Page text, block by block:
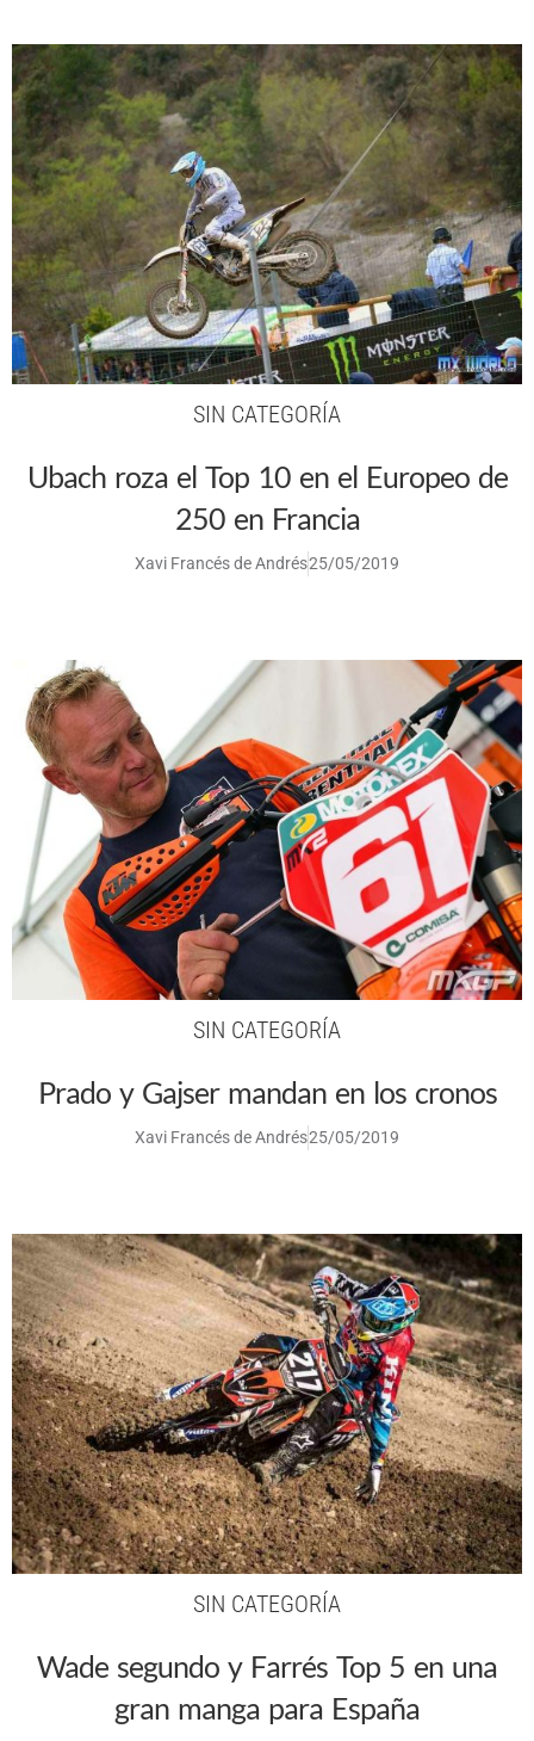
SIN CATEGORÍA
Ubach roza el Top 10 en el Europeo de
250 en Francia
Xavi Francés de Andrés25/05/2019
SIN CATEGORÍA
Prado y Gajser mandan en los cronos
Xavi Francés de Andrés25/05/2019
SIN CATEGORÍA
Wade segundo y Farrés Top 5 en una
gran manga para España